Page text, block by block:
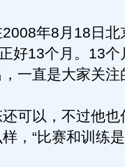
年8月18日北
好13个月。13个
一直是大家关注
以，不过他也
，“比赛和训练